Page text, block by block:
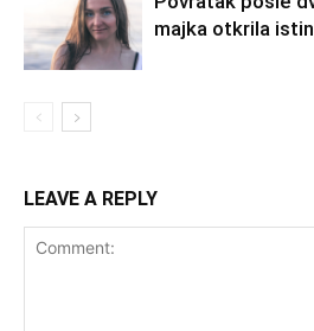
majka otkrila
LEAVE A REPLY